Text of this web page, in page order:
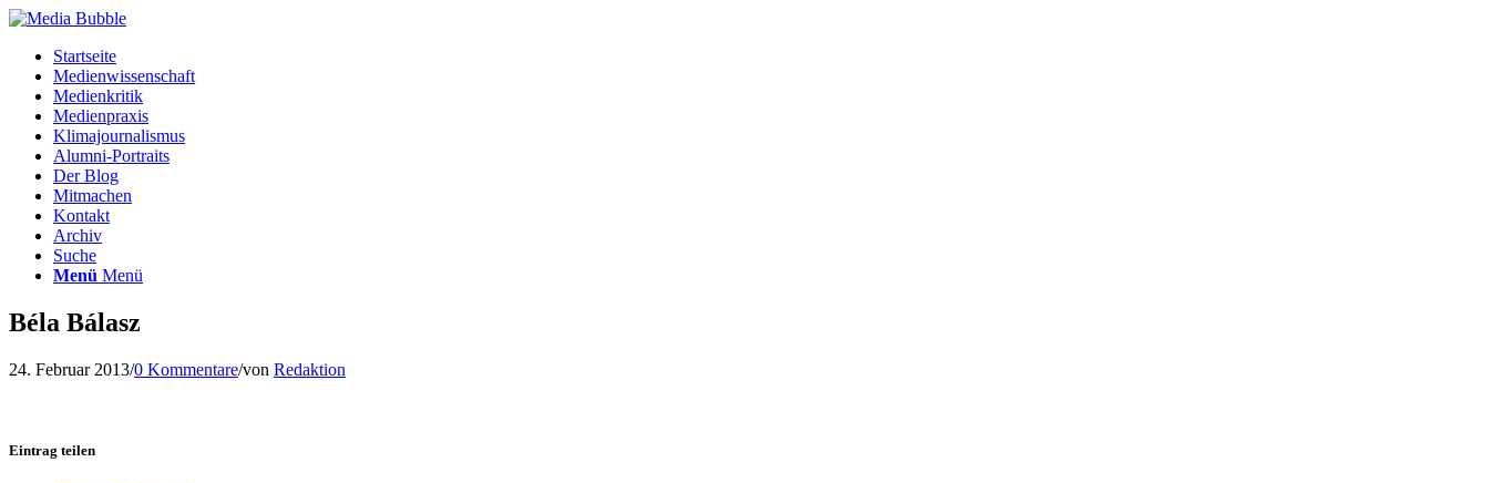
Startseite
Medienwissenschaft
Medienkritik
Medienpraxis
Klimajournalismus
Alumni-Portraits
Der Blog
Mitmachen
Kontakt
Archiv
Suche
Menü Menü
Béla Bálasz
24. Februar 2013/0 Kommentare/von Redaktion
Eintrag teilen